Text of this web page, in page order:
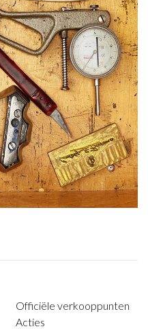
Officiële verkooppunten
Acties